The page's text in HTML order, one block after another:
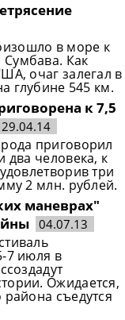
в море к
Сумбава. Как
очаг залегал в
глубине 545 км.
к 7,5
29.04.14
приговорил
человека, к
три
2 млн. рублей.
маневрах"
04.07.13
7 июля в
Ожидается,
съедутся